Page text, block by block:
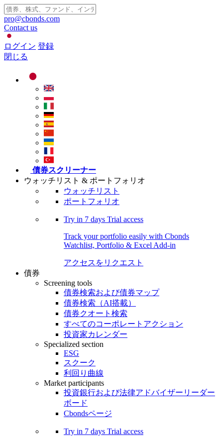
pro@cbonds.com
Contact us
ログイン 登録
閉じる
債券スクリーナー
ウォッチリスト & ポートフォリオ
ウォッチリスト
ポートフォリオ
Try in 7 days Trial access
Track your portfolio easily with Cbonds
Watchlist, Portfolio & Excel Add-in
アクセスをリクエスト
債券
Screening tools
債券検索および債券マップ
債券検索（AI搭載）
債券クオート検索
すべてのコーポレートアクション
投資家カレンダー
Specialized section
ESG
スクーク
利回り曲線
Market participants
投資銀行および法律アドバイザーリーダー
ボード
Cbondsページ
Try in 7 days Trial access